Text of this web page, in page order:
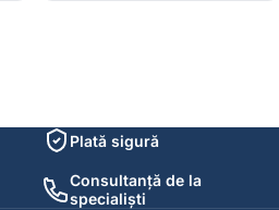
Plată sigură
Consultanță de la
specialiști